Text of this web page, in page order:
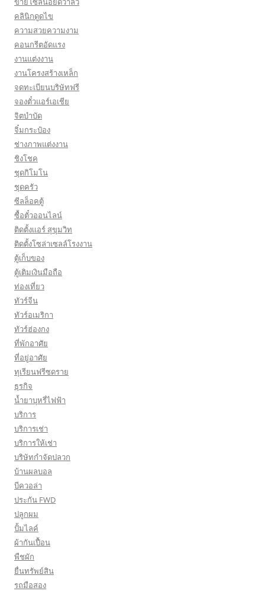
คลินิกดูดไข
ความสวยความงาม
คอนกรีตอัดแรง
งานแต่งงาน
งานโครงสร้างเหล็ก
จดทะเบียนบริษัทฟรี
จองตั๋วแอร์เอเชีย
จิตบำบัด
จิ๋มกระป๋อง
ช่างภาพแต่งงาน
ชิงโชค
ชุดกิโมโน
ชุดครัว
ซีลล็อคตู้
ซื้อตั๋วออนไลน์
ติดตั้งเเอร์ สุขุมวิท
ติดตั้งโซล่าเซลล์โรงงาน
ตู้เก็บของ
ตู้เติมเงินมือถือ
ท่องเที่ยว
ทัวร์จีน
ทัวร์อเมริกา
ทัวร์ฮ่องกง
ที่พักอาศัย
ที่อยู่อาศัย
ทุเรียนฟรีซดราย
ธุรกิจ
น้ำยาบุหรี่ไฟฟ้า
บริการ
บริการเช่า
บริการให้เช่า
บริษัทกำจัดปลวก
บ้านผลบอล
บีควอล่า
ประกัน FWD
ปลูกผม
ปั้มไลค์
ผ้ากันเปื้อน
พืชผัก
ยื่นทรัพย์สิน
รถมือสอง